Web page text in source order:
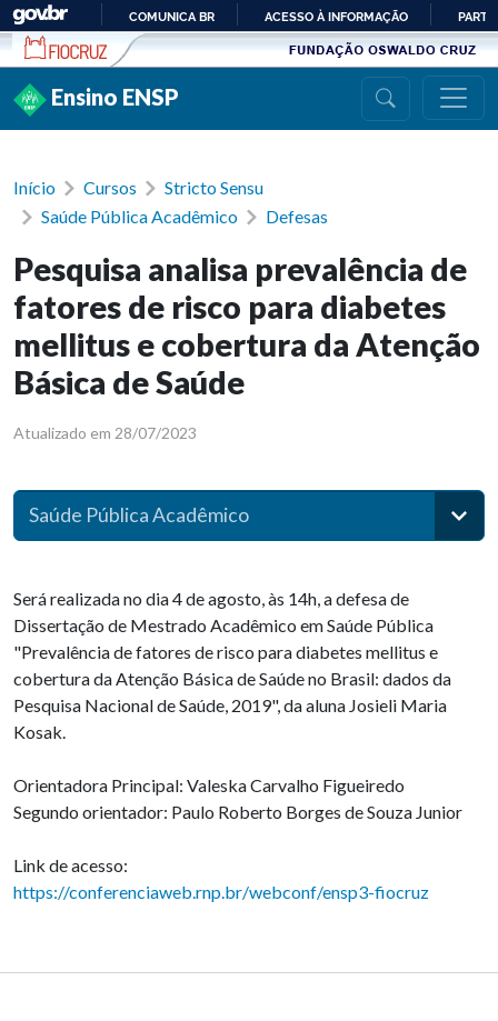
Ir para conteúdo
PARA
COMUNICA BR ACESSO À INFORMAÇÃO
Ensino ENSP
Início Cursos
Stricto Sensu
Saúde Pública Acadêmico
Defesas
Pesquisa analisa prevalência de
fatores de risco para diabetes
mellitus e cobertura da Atenção
Básica de Saúde
Atualizado em 28/07/2023
Saúde Pública Acadêmico
Será realizada no dia 4 de agosto, às 14h, a defesa de
Dissertação de Mestrado Acadêmico em Saúde Pública
"Prevalência de fatores de risco para diabetes mellitus e
cobertura da Atenção Básica de Saúde no Brasil: dados da
Pesquisa Nacional de Saúde, 2019", da aluna Josieli Maria
Kosak.
Orientadora Principal: Valeska Carvalho Figueiredo
Segundo orientador: Paulo Roberto Borges de Souza Junior
Link de acesso:
https://conferenciaweb.rnp.br/webconf/ensp3-fiocruz